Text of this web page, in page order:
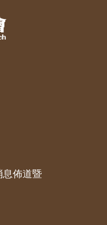
息佈道暨